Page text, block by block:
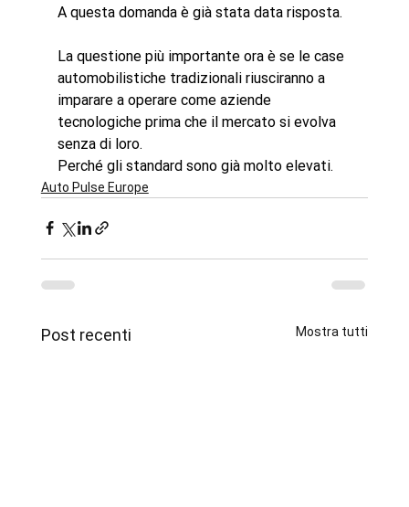
A questa domanda è già stata data risposta.
La questione più importante ora è se le case
automobilistiche tradizionali riusciranno a
imparare a operare come aziende
tecnologiche prima che il mercato si evolva
senza di loro.
Perché gli standard sono già molto elevati.
Auto Pulse Europe
Post recenti Mostra tutti